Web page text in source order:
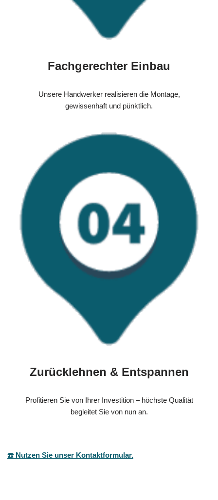
Fachgerechter Einbau
Unsere Handwerker realisieren die Montage,
gewissenhaft und pünktlich.
Zurücklehnen & Entspannen
Profitieren Sie von Ihrer Investition – höchste Qualität
begleitet Sie von nun an.
☎️ Nutzen Sie unser Kontaktformular.